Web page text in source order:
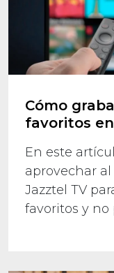
Cómo
favoritos
En este
aprovechar
Jazztel TV
favoritos y no